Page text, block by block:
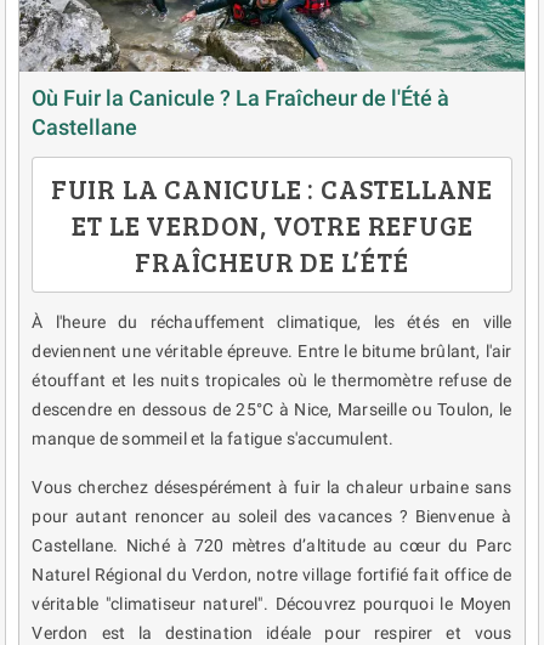
Où Fuir la Canicule ? La Fraîcheur de l'Été à
Castellane
FUIR LA CANICULE : CASTELLANE
ET LE VERDON, VOTRE REFUGE
FRAÎCHEUR DE L’ÉTÉ
À l'heure du réchauffement climatique, les étés en ville
deviennent une véritable épreuve. Entre le bitume brûlant, l'air
étouffant et les nuits tropicales où le thermomètre refuse de
descendre en dessous de 25°C à Nice, Marseille ou Toulon, le
manque de sommeil et la fatigue s'accumulent.
Vous cherchez désespérément à fuir la chaleur urbaine sans
pour autant renoncer au soleil des vacances ? Bienvenue à
Castellane. Niché à 720 mètres d’altitude au cœur du Parc
Naturel Régional du Verdon, notre village fortifié fait office de
véritable "climatiseur naturel". Découvrez pourquoi le Moyen
Verdon est la destination idéale pour respirer et vous